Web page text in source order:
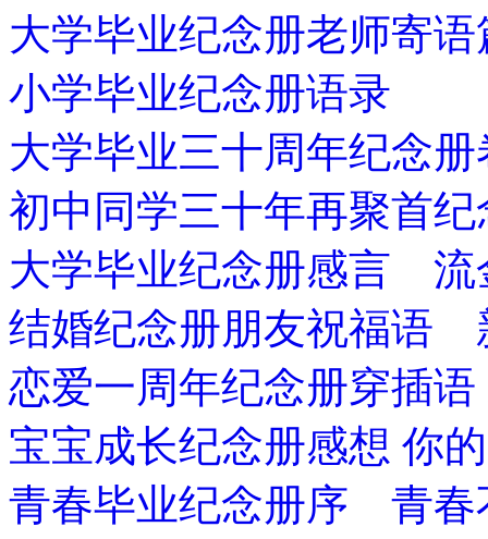
大学毕业纪念册老师寄语
小学毕业纪念册语录
大学毕业三十周年纪念册
初中同学三十年再聚首
大学毕业纪念册感言 流
结婚纪念册朋友祝福语
恋爱一周年纪念册穿插
宝宝成长纪念册感想 你
青春毕业纪念册序 青春